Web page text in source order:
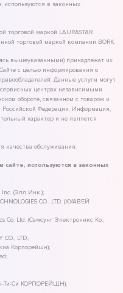
используются в законных
торговой маркой LAURASTAR.
торговой маркой компании BORK.
вышеуказанными) принадлежат их
с целью информирования о
Данные услуги могут
центрах независимыми
обороте, связанном с товаром и
Российской Федерации. Информация,
характер и не является
качества обслуживания.
используются в законных
Inc. (Эпл Инк.);
CO., LTD. (ХУАВЕЙ
Co. Ltd. (Самсунг Электроникс Ко.,
LTD.;
Корпорейшн);
Ти-Си КОРПОРЕЙШН);